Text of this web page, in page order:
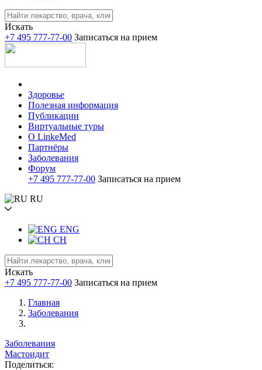
Искать
+7 495 777-77-00 Записаться на прием
Здоровье
Полезная информация
Публикации
Виртуальные туры
О LinkeMed
Партнёры
Заболевания
Форум
+7 495 777-77-00 Записаться на прием
RU
ENG
CH
Искать
+7 495 777-77-00 Записаться на прием
Главная
Заболевания
Заболевания
Мастоидит
Поделиться: